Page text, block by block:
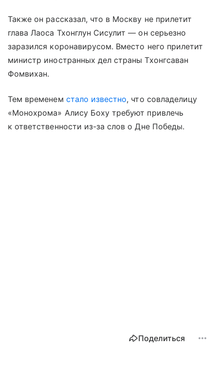
Также он рассказал, что в Москву не прилетит
глава Лаоса Тхонглун Сисулит — он серьезно
заразился коронавирусом. Вместо него прилетит
министр иностранных дел страны Тхонгсаван
Фомвихан.
Тем временем стало известно, что совладелицу
«Монохрома» Алису Боху требуют привлечь
к ответственности из-за слов о Дне Победы.
Поделиться